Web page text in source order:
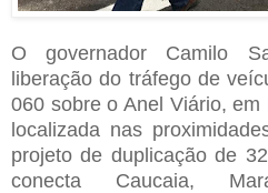
O governador Camilo
liberação do tráfego de
060 sobre o Anel Viário,
localizada nas
projeto de duplicação de
conecta Caucaia,